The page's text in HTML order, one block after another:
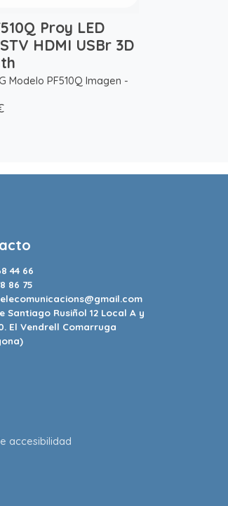
Proy LED
HDMI USBr 3D
Modelo PF510Q Imagen -
44 66
86 75
Rusiñol 12 Local A y
El Vendrell Comarruga
accesibilidad